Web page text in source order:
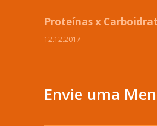
Proteínas x
12.12.2017
Envie uma